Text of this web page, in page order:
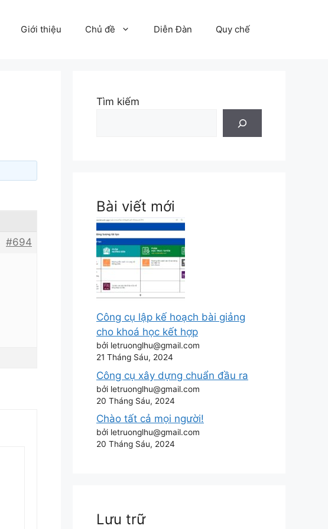
Giới thiệu Chủ đề Diễn Đàn Quy chế
#694
Tìm kiếm
Bài viết mới
Công cụ lập kế hoạch bài giảng
cho khoá học kết hợp
bởi letruonglhu@gmail.com
21 Tháng Sáu, 2024
Công cụ xây dựng chuẩn đầu ra
bởi letruonglhu@gmail.com
20 Tháng Sáu, 2024
Chào tất cả mọi người!
bởi letruonglhu@gmail.com
20 Tháng Sáu, 2024
Lưu trữ